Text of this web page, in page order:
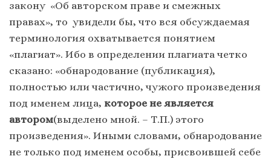
закону «Об авторском праве и смежных
правах», то увидели бы, что вся обсуждаемая
терминология охватывается понятием
«плагиат». Ибо в определении плагиата четко
сказано: «обнародование (публикация),
полностью или частично, чужого произведения
под именем лица, которое не является
автором(выделено мной. – Т.П.) этого
произведения». Иными словами, обнародование
не только под именем особы, присвоившей себе